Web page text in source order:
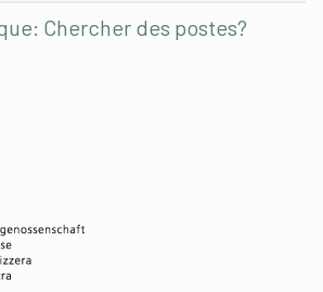
Chercher des postes?